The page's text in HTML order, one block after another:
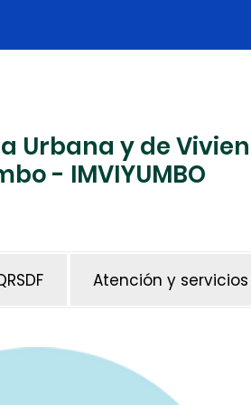
Urbana y de
- IMVIYUMBO
Atención y